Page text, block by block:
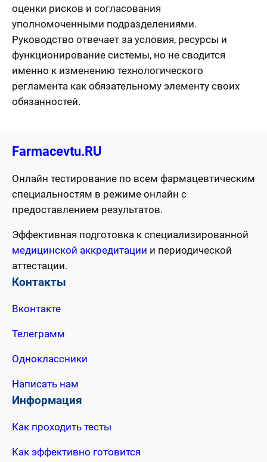
оценки рисков и согласования
уполномоченными подразделениями.
Руководство отвечает за условия, ресурсы и
функционирование системы, но не сводится
именно к изменению технологического
регламента как обязательному элементу своих
обязанностей.
Farmacevtu.RU
Онлайн тестирование по всем фармацевтическим
специальностям в режиме онлайн с
предоставлением результатов.
Эффективная подготовка к специализированной
медицинской аккредитации и периодической
аттестации.
Контакты
Вконтакте
Телеграмм
Одноклассники
Написать нам
Информация
Как проходить тесты
Как эффективно готовится